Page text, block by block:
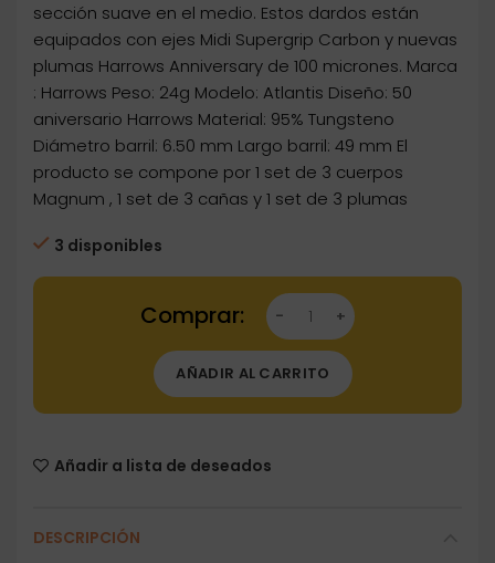
sección suave en el medio. Estos dardos están
equipados con ejes Midi Supergrip Carbon y nuevas
plumas Harrows Anniversary de 100 micrones. Marca
: Harrows Peso: 24g Modelo: Atlantis Diseño: 50
aniversario Harrows Material: 95% Tungsteno
Diámetro barril: 6.50 mm Largo barril: 49 mm El
producto se compone por 1 set de 3 cuerpos
Magnum , 1 set de 3 cañas y 1 set de 3 plumas
3 disponibles
Dartstore Dardos Harrows Darts Atlantis 95%
AÑADIR AL CARRITO
Añadir a lista de deseados
DESCRIPCIÓN